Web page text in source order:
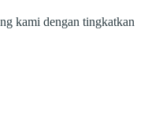
kami dengan tingkatkan